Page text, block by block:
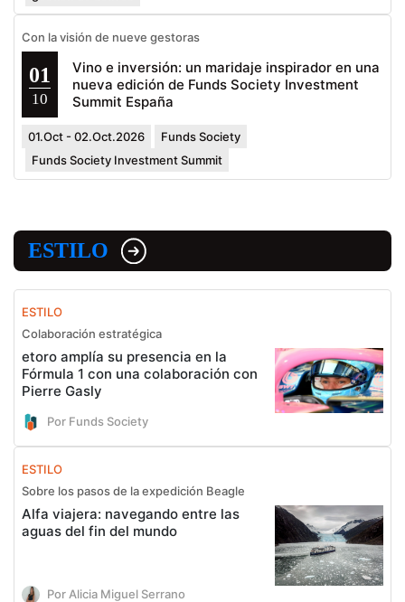
Con la visión de nueve gestoras
01
10
Vino e inversión: un maridaje inspirador en una
nueva edición de Funds Society Investment
Summit España
01.Oct - 02.Oct.2026
Funds Society
Funds Society Investment Summit
ESTILO
ESTILO
Colaboración estratégica
etoro amplía su presencia en la
Fórmula 1 con una colaboración con
Pierre Gasly
Por Funds Society
ESTILO
Sobre los pasos de la expedición Beagle
Alfa viajera: navegando entre las
aguas del fin del mundo
Por Alicia Miguel Serrano